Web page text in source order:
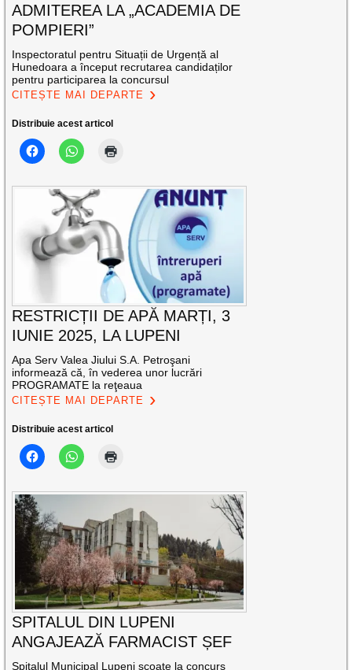
ADMITEREA LA „ACADEMIA DE
POMPIERI”
Inspectoratul pentru Situații de Urgență al
Hunedoara a început recrutarea candidaților
pentru participarea la concursul
CITEȘTE MAI DEPARTE
Distribuie acest articol
RESTRICȚII DE APĂ MARȚI, 3
IUNIE 2025, LA LUPENI
Apa Serv Valea Jiului S.A. Petroşani
informează că, în vederea unor lucrări
PROGRAMATE la reţeaua
CITEȘTE MAI DEPARTE
Distribuie acest articol
SPITALUL DIN LUPENI
ANGAJEAZĂ FARMACIST ȘEF
Spitalul Municipal Lupeni scoate la concurs